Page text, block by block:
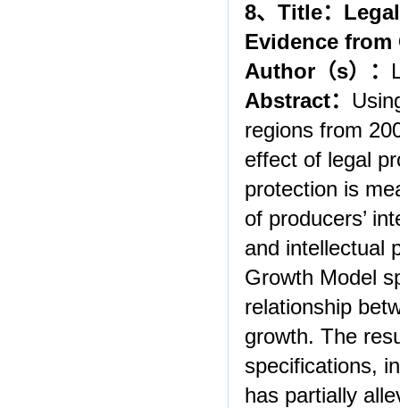
8、 Title：
Evidence from
Author （s）：
Abstract：
regions from
effect of legal
protection is
of producers’
and intellectual
Growth Model
relationship
growth. The
specifications,
has partially